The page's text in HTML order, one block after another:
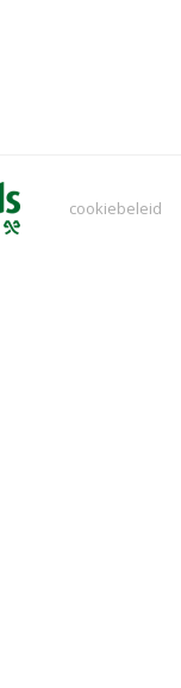
cookiebeleid